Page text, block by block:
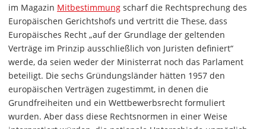
im Magazin Mitbestimmung scharf die Rechtsprechung des
Europäischen Gerichtshofs und vertritt die These, dass
Europäisches Recht „auf der Grundlage der geltenden
Verträge im Prinzip ausschließlich von Juristen definiert“
werde, da seien weder der Ministerrat noch das Parlament
beteiligt. Die sechs Gründungsländer hätten 1957 den
europäischen Verträgen zugestimmt, in denen die
Grundfreiheiten und ein Wettbewerbsrecht formuliert
wurden. Aber dass diese Rechtsnormen in einer Weise